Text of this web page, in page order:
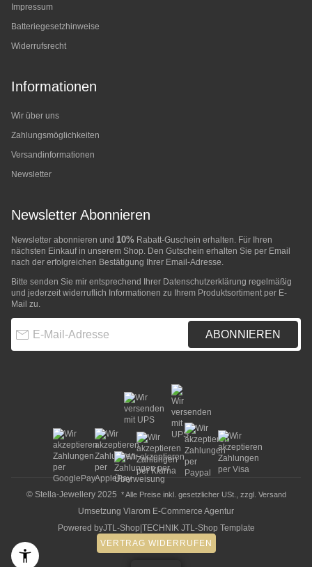
Impressum
Batteriegesetzhinweise
Widerrufsrecht
Informationen
Wir über uns
Zahlungsmöglichkeiten
Versandinformationen
Newsletter
Newsletter Abonnieren
Newsletter abonnieren und 10% Rabatt-Guschein erhalten. Für Ihren
nächsten Einkauf in unserem Shop. Den Gutschein erhalten Sie per Email
nach der erfolgreichen Bestätigung Ihrer Email-Adresse.
Bitte senden Sie mir entsprechend Ihrer Datenschutzerklärung regelmäßig
und jederzeit widerruflich Informationen zu Ihrem Produktsortiment per E-
Mail zu.
ABONNIEREN
© Stella-Jewellery 2025 * Alle Preise inkl. gesetzlicher USt., zzgl. Versand
Umsetzung Vlarom E-Commerce Agentur
Powered byJTL-Shop TECHNIK JTL-Shop Template
VERTRAG WIDERRUFEN